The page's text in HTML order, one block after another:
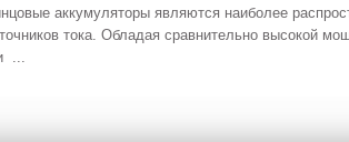
аккумуляторы являются наиболее
тока. Обладая сравнительно высокой
...